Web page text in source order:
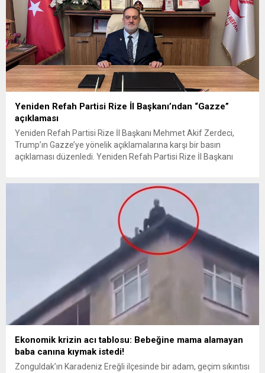
Yeniden Refah Partisi Rize İl Başkanı’ndan “Gazze”
açıklaması
Yeniden Refah Partisi Rize İl Başkanı Mehmet Akif Zerdeci,
Trump’ın Gazze’ye yönelik açıklamalarına karşı bir basın
açıklaması düzenledi. Yeniden Refah Partisi Rize İl Başkanı
Trump. Sen de Netanyahu ile birlikte onursuz bir katil...
Ekonomik krizin acı tablosu: Bebeğine mama alamayan
baba canına kıymak istedi!
Zonguldak’ın Karadeniz Ereğli ilçesinde bir adam, geçim sıkıntısı